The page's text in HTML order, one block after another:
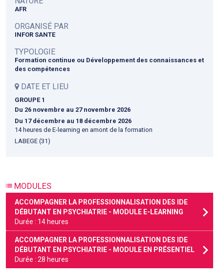
AFR
ORGANISÉ PAR
INFOR SANTE
TYPOLOGIE
Formation continue ou Développement des connaissances et
des compétences
DATE ET LIEU
GROUPE 1
Du 26 novembre au 27 novembre 2026
Du 17 décembre au 18 décembre 2026
14 heures de E-learning en amont de la formation
LABEGE (31)
MODULES
ACCOMPAGNER LA PROFESSIONNALISATION DES IDE
DÉBUTANT EN PSYCHIATRIE - MODULE E-LEARNING
Durée : 14 heures
ACCOMPAGNER LA PROFESSIONNALISATION DES IDE
DÉBUTANT EN PSYCHIATRIE - MODULE EN PRÉSENTIEL
Durée : 28 heures